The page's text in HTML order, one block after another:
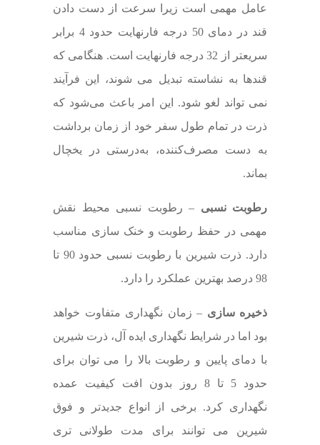
عامل مهمی است زیرا سرعت از دست دادن
قند در دمای 50 درجه فارنهایت حدود 4 برابر
سریعتر از 32 درجه فارنهایت است. هنگامی که
قندها به نشاسته تبدیل می شوند، این فرآیند
نمی تواند لغو شود. این امر باعث می‌شود که
ذرت در تمام طول سفر خود از زمان برداشت
به دست مصرف‌کننده، به‌درستی در یخچال
بماند.
رطوبت نسبی – رطوبت نسبی محیط نقش
مهمی در حفظ رطوبت و خنک سازی مناسب
دارد. ذرت شیرین با رطوبت نسبی حدود 90 تا
98 درصد بهترین عملکرد را دارد.
ذخیره سازی – زمان نگهداری متفاوت خواهد
بود اما در شرایط نگهداری ایده آل، ذرت شیرین
با دمای پایین و رطوبت بالا را می توان برای
حدود 5 تا 8 روز بدون افت کیفیت عمده
نگهداری کرد. برخی از انواع جدیدتر و فوق
شیرین می توانند برای مدت طولانی تری